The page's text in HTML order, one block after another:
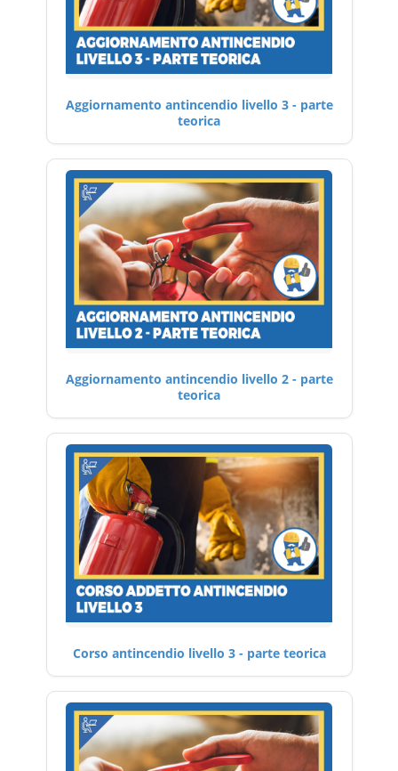
Aggiornamento antincendio livello 3 - parte
teorica
Aggiornamento antincendio livello 2 - parte
teorica
Corso antincendio livello 3 - parte teorica